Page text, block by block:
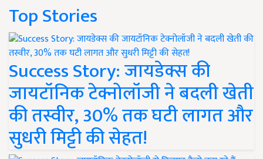
Top Stories
Success Story: जायडेक्स की
जायटॉनिक टेक्नोलॉजी ने बदली खेती
की तस्वीर, 30% तक घटी लागत और
सुधरी मिट्टी की सेहत!